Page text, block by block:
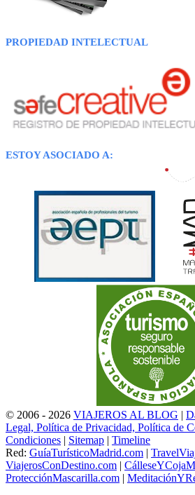
PROPIEDAD INTELECTUAL
ESTOY ASOCIADO A:
© 2006 - 2026 VIAJEROS AL BLOG |
Legal, Política de Privacidad, Política de
Condiciones | Sitemap | Timeline
Red: GuíaTurísticoMadrid.com |
ViajerosConDestino.com |
ProtecciónMascarilla.com |